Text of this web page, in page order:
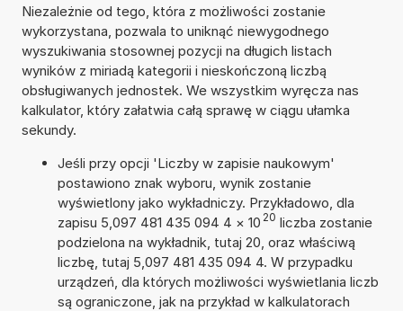
Niezależnie od tego, która z możliwości zostanie
wykorzystana, pozwala to uniknąć niewygodnego
wyszukiwania stosownej pozycji na długich listach
wyników z miriadą kategorii i nieskończoną liczbą
obsługiwanych jednostek. We wszystkim wyręcza nas
kalkulator, który załatwia całą sprawę w ciągu ułamka
sekundy.
Jeśli przy opcji 'Liczby w zapisie naukowym'
postawiono znak wyboru, wynik zostanie
wyświetlony jako wykładniczy. Przykładowo, dla
zapisu 5,097 481 435 094 4 × 10 20 liczba zostanie
podzielona na wykładnik, tutaj 20, oraz właściwą
liczbę, tutaj 5,097 481 435 094 4. W przypadku
urządzeń, dla których możliwości wyświetlania liczb
są ograniczone, jak na przykład w kalkulatorach